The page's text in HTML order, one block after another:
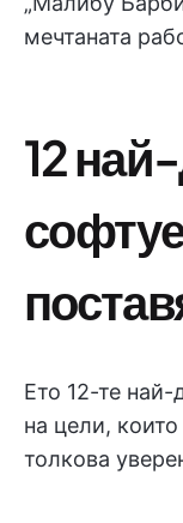
мечтаната
12
Ето 12-те най-
на цели,
толкова